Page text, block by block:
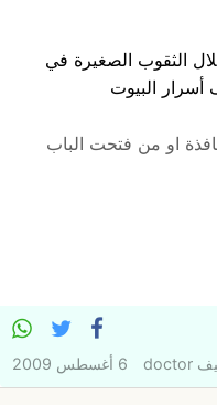
الثقوب الصغيرة في
أسرار البيوت
او من فتحت الباب
doctor 6 أغسطس 2009